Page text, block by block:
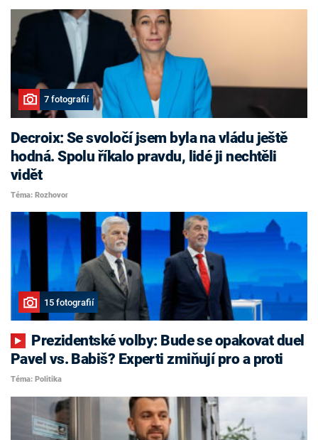
7 fotografií
Decroix: Se svoločí jsem byla na vládu ještě
hodná. Spolu říkalo pravdu, lidé ji nechtěli
vidět
Téma: Rozhovor
15 fotografií
Pavel vs. Babiš? Experti zmiňují pro a proti
Téma: Politika